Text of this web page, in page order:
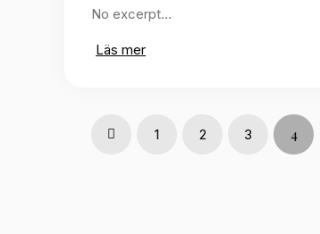
No excerpt…
Läs mer
Prev 1 2 3 4